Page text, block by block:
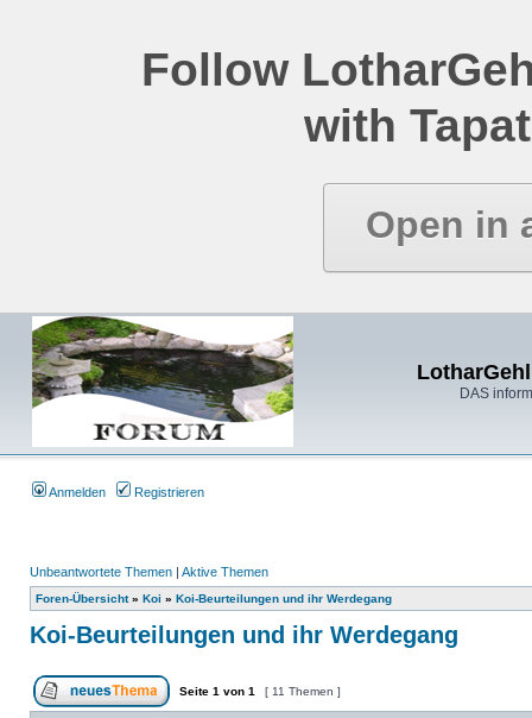
Follow
with
Open in
DAS
Anmelden Registrieren
Unbeantwortete Themen | Aktive Themen
Foren-Übersicht» Koi » Koi-Beurteilungen und ihr Werdegang
Koi-Beurteilungen und ihr Werdegang
Seite 1 von 1 [ 11 Themen ]